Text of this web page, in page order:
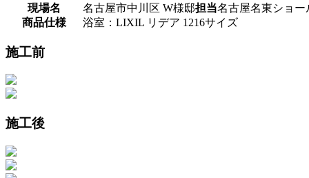
現場名
名古屋市中川区 W様邸担当名古屋名東ショー
商品仕様
浴室：LIXIL リデア 1216サイズ
施工前
施工後